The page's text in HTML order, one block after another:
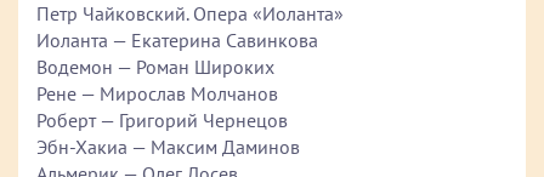
Петр Чайковский. Опера «Иоланта»
Иоланта — Екатерина Савинкова
Водемон — Роман Широких
Рене — Мирослав Молчанов
Роберт — Григорий Чернецов
Эбн-Хакиа — Максим Даминов